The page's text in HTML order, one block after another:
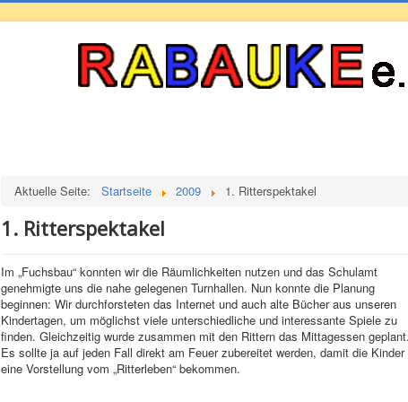
Aktuelle Seite: Startseite 2009 1. Ritterspektakel
1. Ritterspektakel
Im „Fuchsbau“ konnten wir die Räumlichkeiten nutzen und das Schulamt
genehmigte uns die nahe gelegenen Turnhallen. Nun konnte die Planung
beginnen: Wir durchforsteten das Internet und auch alte Bücher aus unseren
Kindertagen, um möglichst viele unterschiedliche und interessante Spiele zu
finden. Gleichzeitig wurde zusammen mit den Rittern das Mittagessen
Es sollte ja auf jeden Fall direkt am Feuer zubereitet werden, damit die Kinder
eine Vorstellung vom „Ritterleben“ bekommen.